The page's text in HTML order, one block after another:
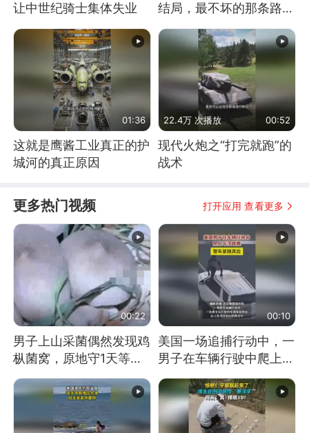
让中世纪骑士集体失业
结局，最不坏的那条路是
01:36
这就是鹰酱工业真正的护
城河的真正原因
22.4万 次播放 00:52
现代火炮之“打完就跑”的
战术
更多热门视频 打开应用 查看更多
00:22
男子上山采菌偶然发现鸡
枞菌窝，原地守1天等它
长大：挖了140多朵
00:10
美国一场追捕行动中，一
男子在车辆行驶中爬上车
顶跳舞。（新京报）